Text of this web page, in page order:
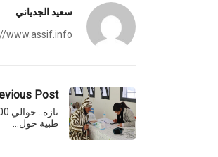
سعيد الجدياني
www.assif.info
Post
طبية حول…